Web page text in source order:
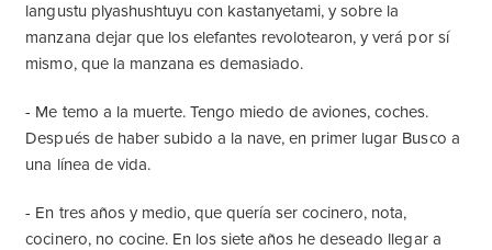
langustu plyashushtuyu con kastanyetami, y sobre la
manzana dejar que los elefantes revolotearon, y verá por sí
mismo, que la manzana es demasiado.
- Me temo a la muerte. Tengo miedo de aviones, coches.
Después de haber subido a la nave, en primer lugar Busco a
una línea de vida.
- En tres años y medio, que quería ser cocinero, nota,
cocinero, no cocine. En los siete años he deseado llegar a